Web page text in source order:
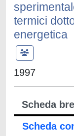
termici
energetica
1997
Scheda
Scheda